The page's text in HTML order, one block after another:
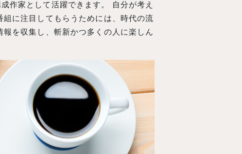
作家として活躍できます。 自分が考え
に注目してもらうためには、時代の流
を収集し、斬新かつ多くの人に楽しん